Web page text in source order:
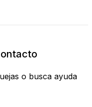
o busca ayuda